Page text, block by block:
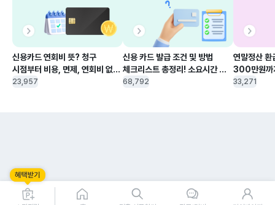
신용카드 연회비 뜻? 청구
시점부터 비용, 면제, 연회비 없는
신용카드, 환불 방법까지 한 눈에
23,957
신용 카드 발급 조건 및 방법
체크리스트 총정리! 소요시간
부터 신청 조건 및 취소 제대로
68,792
연말정산 환
300만원까
(조회 방법,
33,271